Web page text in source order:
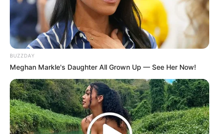
BUZZDAY
Meghan Markle's Daughter All Grown Up — See Her Now!